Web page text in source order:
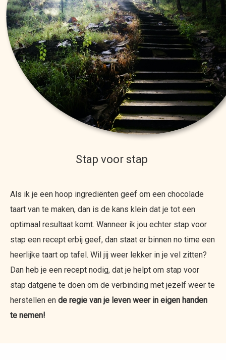
Stap voor stap
Als ik je een hoop ingrediënten geef om een chocolade
taart van te maken, dan is de kans klein dat je tot een
optimaal resultaat komt. Wanneer ik jou echter stap voor
stap een recept erbij geef, dan staat er binnen no time een
heerlijke taart op tafel. Wil jij weer lekker in je vel zitten?
Dan heb je een recept nodig, dat je helpt om stap voor
stap datgene te doen om de verbinding met jezelf weer te
herstellen en de regie van je leven weer in eigen handen
te nemen!